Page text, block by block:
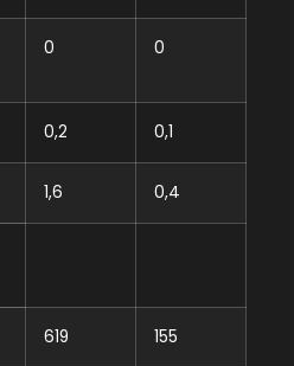
0 0
0,2 0,1
1,6 0,4
619 155